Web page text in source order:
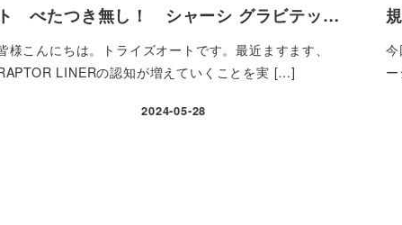
ト べたつき無し！ シャーシ グラビテッ…
様こんにちは。トライズオートです。最近ますます、
LINERの認知が増えていくことを実 […]
2024-05-28